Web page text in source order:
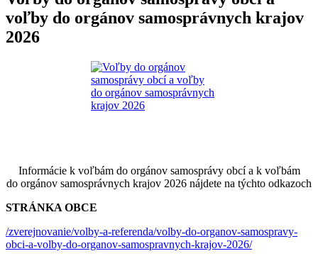
voľby do orgánov samosprávnych krajov
2026
Informácie k voľbám do orgánov samosprávy obcí a k voľbám
do orgánov samosprávnych krajov 2026 nájdete na týchto odkazoch
STRÁNKA OBCE
/zverejnovanie/volby-a-referenda/volby-do-organov-samospravy-
obci-a-volby-do-organov-samospravnych-krajov-2026/